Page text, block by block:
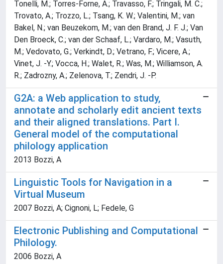
Tonelli, M.; Torres-Forne, A.; Travasso, F.; Tringali, M. C.;
Trovato, A.; Trozzo, L.; Tsang, K. W.; Valentini, M.; van
Bakel, N.; van Beuzekom, M.; van den Brand, J. F. J.; Van
Den Broeck, C.; van der Schaaf, L.; Vardaro, M.; Vasuth,
M.; Vedovato, G.; Verkindt, D.; Vetrano, F.; Vicere, A.;
Vinet, J. -Y.; Vocca, H.; Walet, R.; Was, M.; Williamson, A.
R.; Zadrozny, A.; Zelenova, T.; Zendri, J. -P.
G2A: a Web application to study,
annotate and scholarly edit ancient texts
and their aligned translations. Part I.
General model of the computational
philology application
2013 Bozzi, A
Linguistic Tools for Navigation in a
Virtual Museum
2007 Bozzi, A; Cignoni, L; Fedele, G
Electronic Publishing and Computational
Philology.
2006 Bozzi, A